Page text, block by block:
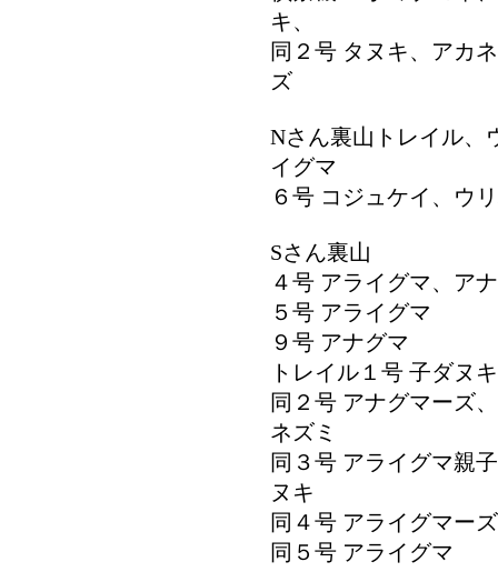
キ、
同２号 タヌキ、アカ
ズ
Nさん裏山トレイル、
イグマ
６号 コジュケイ、ウ
Sさん裏山
４号 アライグマ、ア
５号 アライグマ
９号 アナグマ
トレイル１号 子ダヌキ
同２号 アナグマーズ
ネズミ
同３号 アライグマ親
ヌキ
同４号 アライグマー
同５号 アライグマ